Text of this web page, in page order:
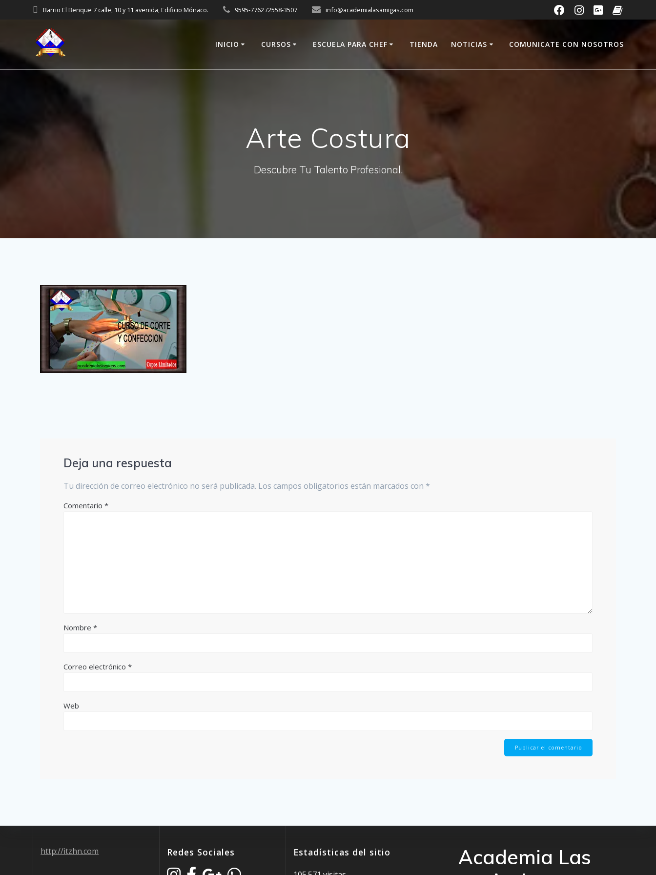
Barrio El Benque 7 calle, 10 y 11 avenida, Edificio Mónaco. 9595-7762 /2558-3507 info@academialasamigas.com
INICIO CURSOS ESCUELA PARA CHEF TIENDA NOTICIAS COMUNICATE CON NOSOTROS
Arte Costura
Descubre Tu Talento Profesional.
Deja una respuesta
Tu dirección de correo electrónico no será publicada. Los campos obligatorios están marcados con *
Comentario*
Nombre*
Correo electrónico*
Web
http://itzhn.com Redes Sociales Estadísticas del sitio
Academia Las